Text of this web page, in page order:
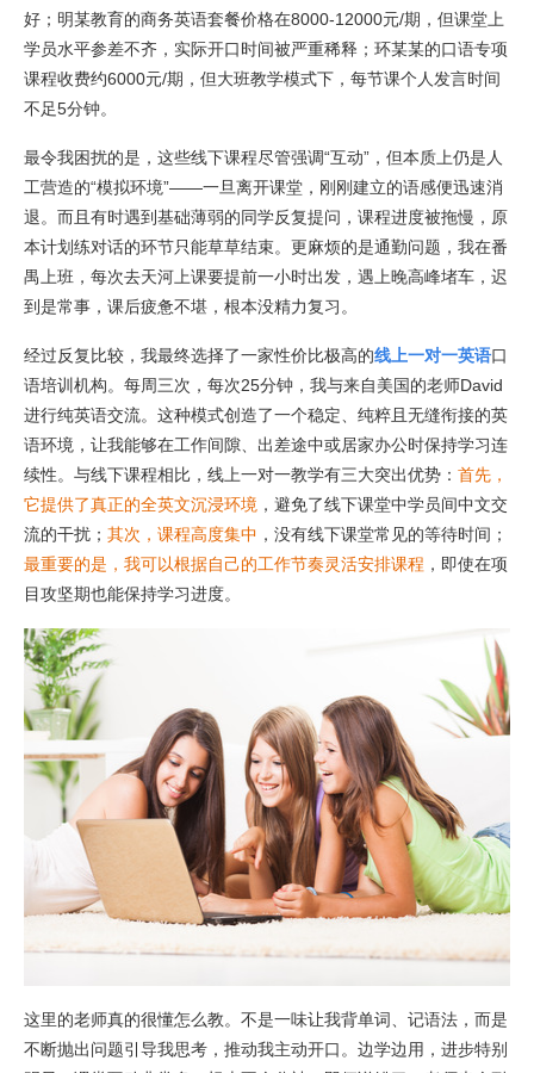
好；明某教育的商务英语套餐价格在8000-12000元/期，但课堂上
学员水平参差不齐，实际开口时间被严重稀释；环某某的口语专项
课程收费约6000元/期，但大班教学模式下，每节课个人发言时间
不足5分钟。
最令我困扰的是，这些线下课程尽管强调“互动”，但本质上仍是人
工营造的“模拟环境”——一旦离开课堂，刚刚建立的语感便迅速消
退。而且有时遇到基础薄弱的同学反复提问，课程进度被拖慢，原
本计划练对话的环节只能草草结束。更麻烦的是通勤问题，我在番
禺上班，每次去天河上课要提前一小时出发，遇上晚高峰堵车，迟
到是常事，课后疲惫不堪，根本没精力复习。
经过反复比较，我最终选择了一家性价比极高的线上一对一英语口
语培训机构。每周三次，每次25分钟，我与来自美国的老师David
进行纯英语交流。这种模式创造了一个稳定、纯粹且无缝衔接的英
语环境，让我能够在工作间隙、出差途中或居家办公时保持学习连
续性。与线下课程相比，线上一对一教学有三大突出优势： 首先，
它提供了真正的全英文沉浸环境 ，避免了线下课堂中学员间中文交
流的干扰； 其次，课程高度集中 ，没有线下课堂常见的等待时间；
最重要的是，我可以根据自己的工作节奏灵活安排课程 ，即使在项
目攻坚期也能保持学习进度。
这里的老师真的很懂怎么教。不是一味让我背单词、记语法，而是
不断抛出问题引导我思考，推动我主动开口。边学边用，进步特别